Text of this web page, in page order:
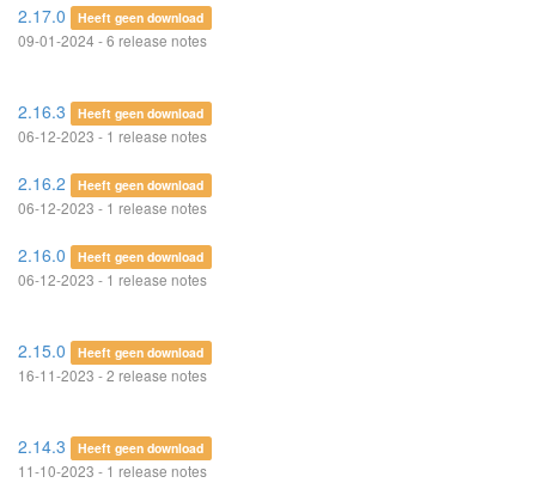
2.17.0 Heeft geen download
09-01-2024 - 6 release notes
2.16.3 Heeft geen download
06-12-2023 - 1 release notes
2.16.2 Heeft geen download
06-12-2023 - 1 release notes
2.16.0 Heeft geen download
06-12-2023 - 1 release notes
2.15.0 Heeft geen download
16-11-2023 - 2 release notes
2.14.3 Heeft geen download
11-10-2023 - 1 release notes